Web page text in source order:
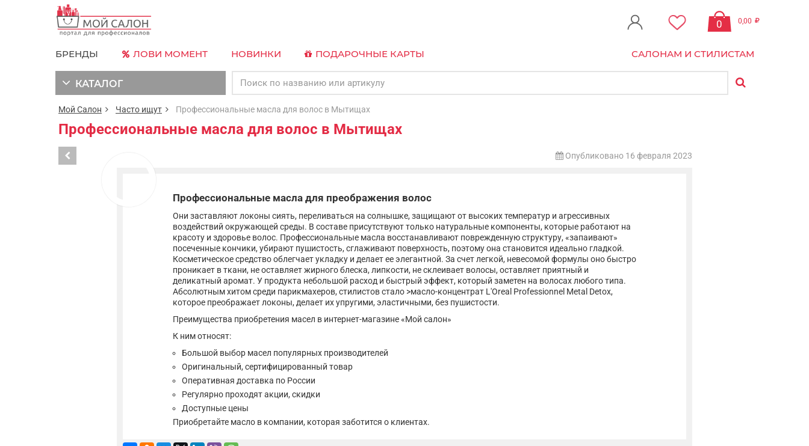
0 0,00
БРЕНДЫ ЛОВИ МОМЕНТ НОВИНКИ ПОДАРОЧНЫЕ КАРТЫ САЛОНАМ И СТИЛИСТАМ
КАТАЛОГ
Мой Салон Часто ищут Профессиональные масла для волос в Мытищах
Профессиональные масла для волос в Мытищах
Опубликовано 16 февраля 2023
Профессиональные масла для преображения волос
Они заставляют локоны сиять, переливаться на солнышке, защищают от высоких температур и агрессивных
воздействий окружающей среды. В составе присутствуют только натуральные компоненты, которые работают на
красоту и здоровье волос. Профессиональные масла восстанавливают поврежденную структуру, «запаивают»
посеченные кончики, убирают пушистость, сглаживают поверхность, поэтому она становится идеально гладкой.
Косметическое средство облегчает укладку и делает ее элегантной. За счет легкой, невесомой формулы оно быстро
проникает в ткани, не оставляет жирного блеска, липкости, не склеивает волосы, оставляет приятный и
деликатный аромат. У продукта небольшой расход и быстрый эффект, который заметен на волосах любого типа.
Абсолютным хитом среди парикмахеров, стилистов стало >масло-концентрат L'Oreal Professionnel Metal Detox,
которое преображает локоны, делает их упругими, эластичными, без пушистости.
Преимущества приобретения масел в интернет-магазине «Мой салон»
К ним относят:
Большой выбор масел популярных производителей
Оригинальный, сертифицированный товар
Оперативная доставка по России
Регулярно проходят акции, скидки
Доступные цены
Приобретайте масло в компании, которая заботится о клиентах.